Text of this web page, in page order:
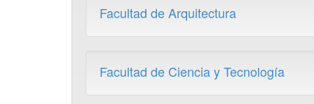
Facultad de Arquitectura
Facultad de Ciencia y Tecnología